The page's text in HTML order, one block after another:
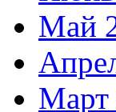
Май
Март